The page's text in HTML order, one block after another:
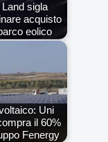
Land sigla
acquisto
eolico
Uni
il 60%
Fenergy